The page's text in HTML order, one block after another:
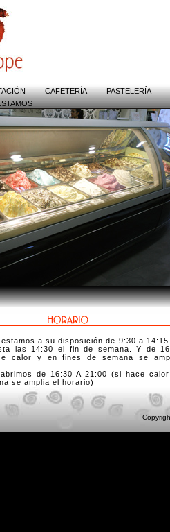
%{HTTP_REFERER} !^$
CAFETERÍA
PASTELERÍA
a su disposición de 9:30 a
las 14:30 el fin de semana. Y de
calor y en fines de semana se
de 16:30 A 21:00 (si hace
se amplia el horario)